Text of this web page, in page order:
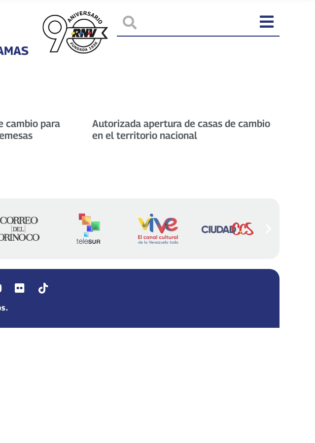
cambio para
Autorizada apertura de casas de cambio
en el territorio nacional